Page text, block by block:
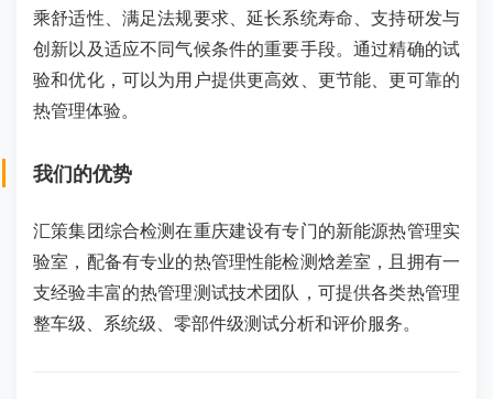
乘舒适性、满足法规要求、延长系统寿命、支持研发与
创新以及适应不同气候条件的重要手段。通过精确的试
验和优化，可以为用户提供更高效、更节能、更可靠的
热管理体验。
我们的优势
汇策集团综合检测在重庆建设有专门的新能源热管理实
验室，配备有专业的热管理性能检测焓差室，且拥有一
支经验丰富的热管理测试技术团队，可提供各类热管理
整车级、系统级、零部件级测试分析和评价服务。